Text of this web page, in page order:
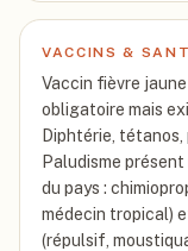
VACCINS &
Vaccin fièvre
obligatoire mais
Diphtérie,
Paludisme
du pays :
médecin tropical)
(répulsif,